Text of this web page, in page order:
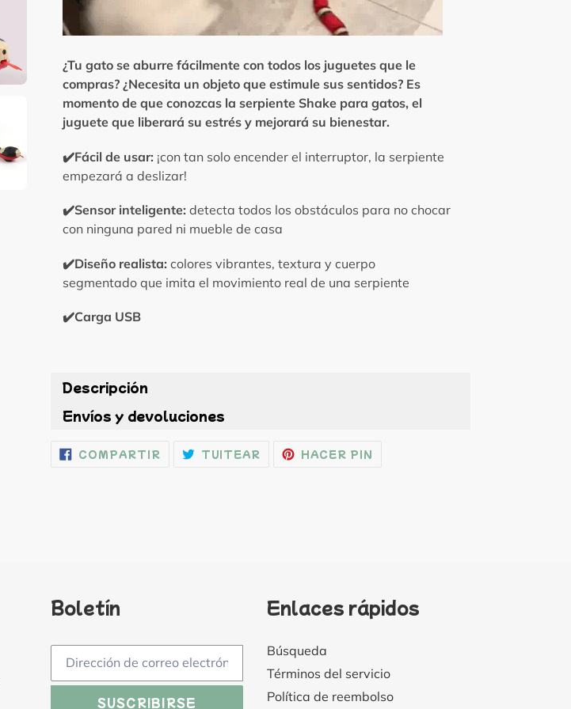
¿Tu gato se aburre fácilmente con todos los juguetes que le
compras? ¿Necesita un objeto que estimule sus sentidos? Es
momento de que conozcas la serpiente Shake para gatos, el
juguete que liberará su estrés y mejorará su bienestar.
✔️Fácil de usar: ¡con tan solo encender el interruptor, la serpiente
empezará a deslizar!
✔️Sensor inteligente: detecta todos los obstáculos para no chocar
con ninguna pared ni mueble de casa
✔️Diseño realista: colores vibrantes, textura y cuerpo
segmentado que imita el movimiento real de una serpiente
✔️Carga USB
Descripción
Envíos y devoluciones
COMPARTIR COMPARTIR
EN
TUITEAR TUITEARHACER PIN
Boletín
SUSCRIBIRSE
Enlaces rápidos
Búsqueda
Términos del servicio
Política de reembolso